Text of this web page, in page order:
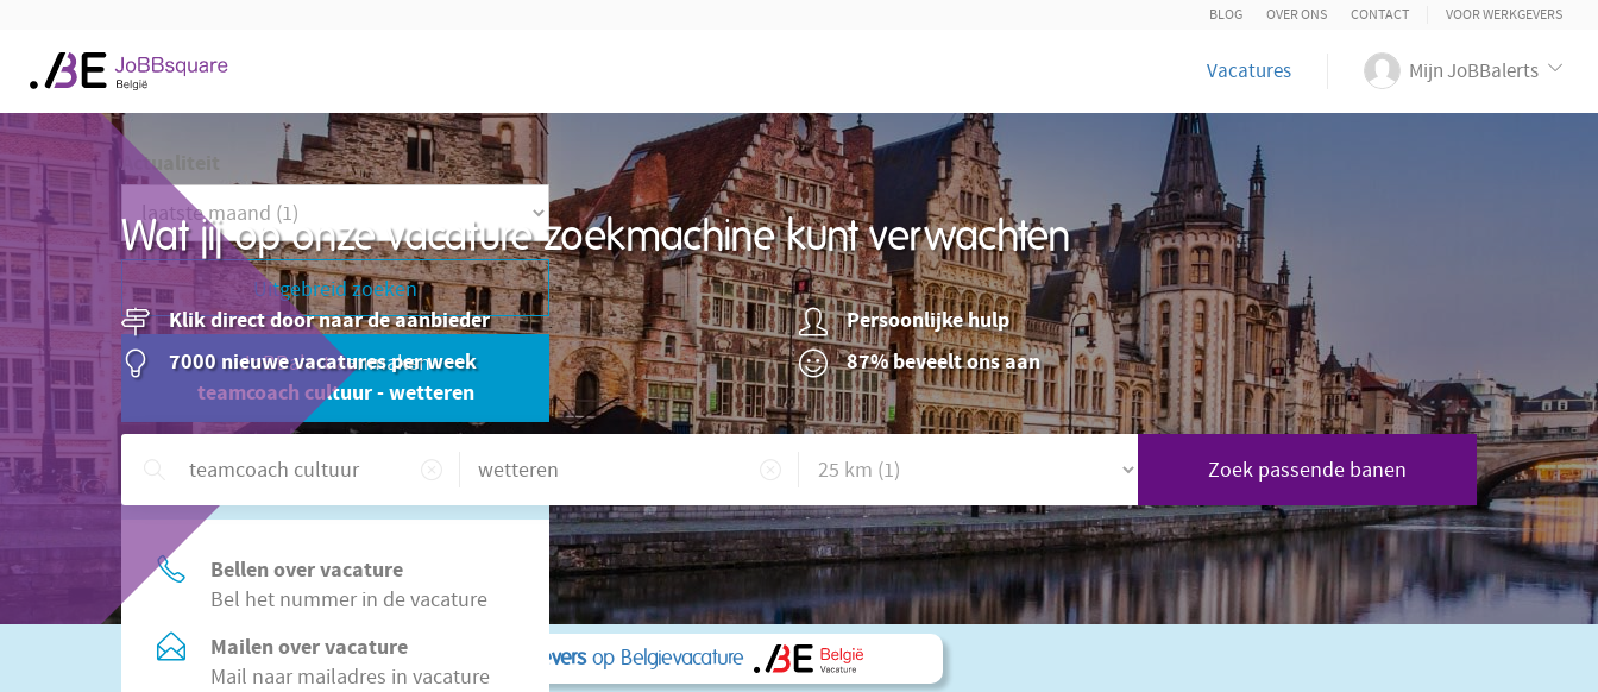
BLOG OVER ONS CONTACT VOOR WERKGEVERS
Vacatures Mijn JoBBalerts
Wat jij op onze vacature zoekmachine kunt verwachten
Klik direct door naar de aanbieder
Persoonlijke hulp
7000 nieuwe vacatures per week
87% beveelt ons aan
Zoek passende banen
Of zoek in2.200 vacatures direct bij werkgeversop Belgievacature
Actualiteit
Uitgebreid zoeken
JoBBalert aanmaken
teamcoach cultuur - wetteren
Bellen over vacature
Bel het nummer in de vacature
Mailen over vacature
Mail naar mailadres in vacature